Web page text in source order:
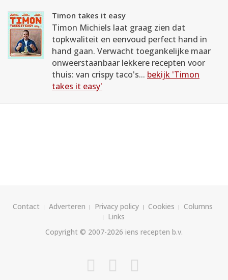
Timon takes it easy
Timon Michiels laat graag zien dat
topkwaliteit en eenvoud perfect hand in
hand gaan. Verwacht toegankelijke maar
onweerstaanbaar lekkere recepten voor
thuis: van crispy taco's... bekijk 'Timon
takes it easy'
Contact Adverteren Privacy policy Cookies
Columns
Links
Copyright © 2007-2026 iens recepten b.v.